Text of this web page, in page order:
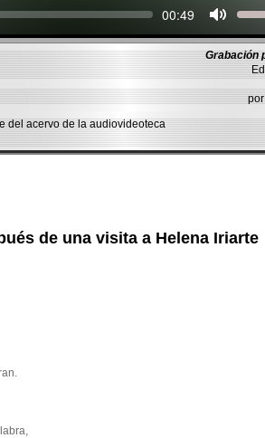
Current
00:49
Grabación
acervo de la audiovideoteca
de una visita a Helena Iriarte